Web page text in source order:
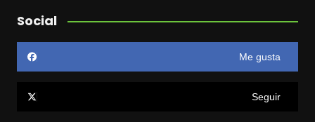
Social
Me gusta
Seguir